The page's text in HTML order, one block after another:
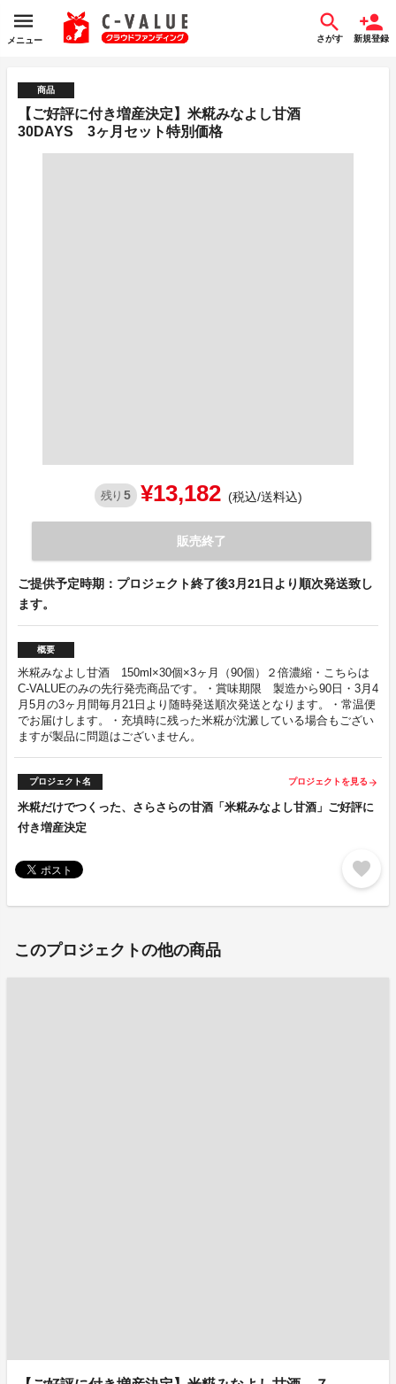
メニュー さがす 新規登録
商品
【ご好評に付き増産決定】米糀みなよし甘酒
30DAYS 3ヶ月セット特別価格
残り 5 ¥13,182 (税込/送料込)
販売終了
ご提供予定時期：プロジェクト終了後3月21日より順次発送致し
ます。
概要
米糀みなよし甘酒 150ml×30個×3ヶ月（90個）２倍濃縮・こちらは
C-VALUEのみの先行発売商品です。・賞味期限 製造から90日・3月4
月5月の3ヶ月間毎月21日より随時発送順次発送となります。・常温便
でお届けします。・充填時に残った米糀が沈澱している場合もござい
ますが製品に問題はございません。
プロジェクト名 プロジェクトを見る arrow_forward
米糀だけでつくった、さらさらの甘酒「米糀みなよし甘酒」ご好評に
付き増産決定
favorite
このプロジェクトの他の商品